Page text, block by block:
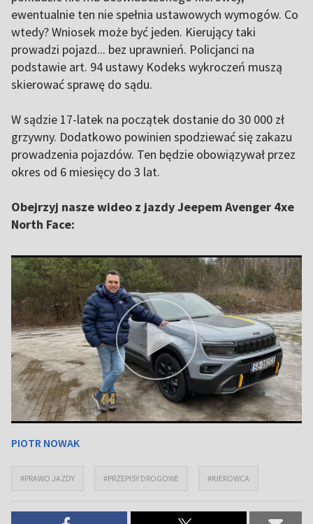
ewentualnie ten nie spełnia ustawowych wymogów. Co
wtedy? Wniosek może być jeden. Kierujący taki
prowadzi pojazd... bez uprawnień. Policjanci na
podstawie art. 94 ustawy Kodeks wykroczeń muszą
skierować sprawę do sądu.
W sądzie 17-latek na początek dostanie do 30 000 zł
grzywny. Dodatkowo powinien spodziewać się zakazu
prowadzenia pojazdów. Ten będzie obowiązywał przez
okres od 6 miesięcy do 3 lat.
Obejrzyj nasze wideo z jazdy Jeepem Avenger 4xe
North Face:
PIOTR NOWAK
#PRAWO JAZDY #PRZEPISY DROGOWE #KIEROWCA